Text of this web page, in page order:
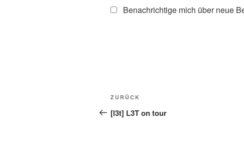
Benachrichtige mich über neue
Beitragsnavigation
Vorheriger
Beitrag
ZURÜCK
[l3t] L3T on tour